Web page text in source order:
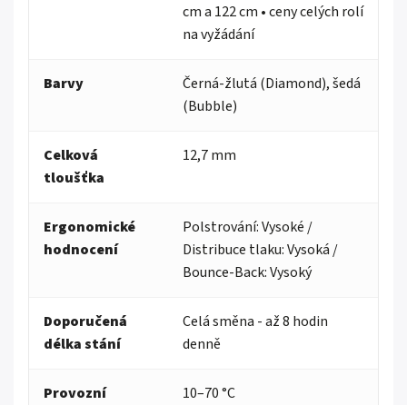
cm a 122 cm • ceny celých rolí
na vyžádání
Barvy
Černá-žlutá (Diamond), šedá
(Bubble)
Celková
tloušťka
12,7 mm
Ergonomické
hodnocení
Polstrování: Vysoké /
Distribuce tlaku: Vysoká /
Bounce-Back: Vysoký
Doporučená
délka stání
Celá směna - až 8 hodin
denně
Provozní
10–70 °C